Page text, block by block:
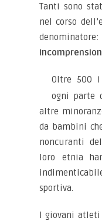
Tanti sono
nel corso
Oltre 500 i
ogni parte
altre
da bambini
noncuranti
loro etnia
sportiva.
I giovani atleti